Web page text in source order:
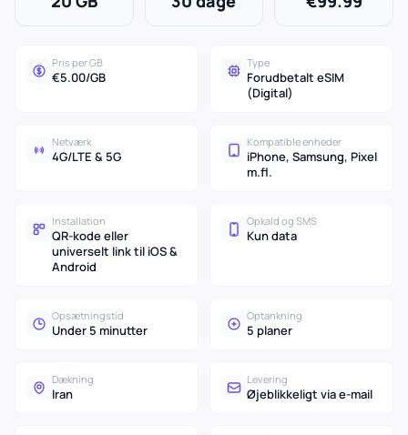
Pris per GB
€5.00/GB
Type
Forudbetalt eSIM
(Digital)
Netværk
4G/LTE & 5G
Kompatible enheder
iPhone, Samsung, Pixel
m.fl.
Installation
QR-kode eller
universelt link til iOS &
Android
Opkald og SMS
Kun data
Opsætningstid
Under 5 minutter
Optankning
5 planer
Dækning
Iran
Levering
Øjeblikkeligt via e-mail